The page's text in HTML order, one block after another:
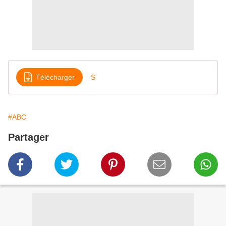
Télécharger S
#ABC
Partager